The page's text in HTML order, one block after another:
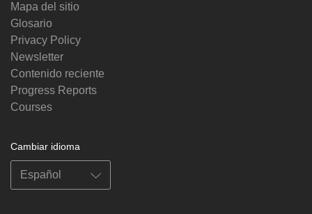
Mapa del sitio
Glosario
Privacy Policy
Newsletter
Contenido reciente
Progress Reports
Courses
Cambiar idioma